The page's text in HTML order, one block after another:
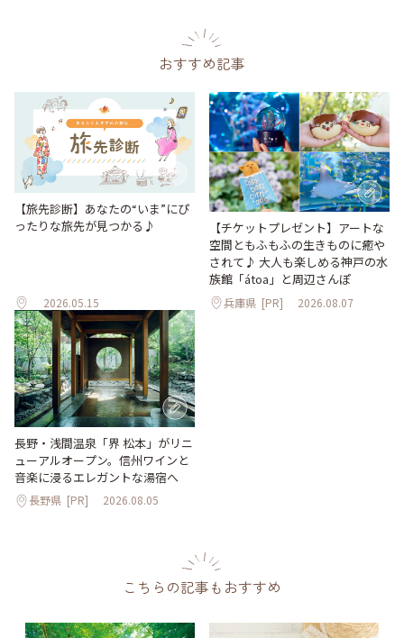
おすすめ記事
【旅先診断】あなたの“いま”にぴ
ったりな旅先が見つかる♪
2026.05.15
【チケットプレゼント】アートな
空間ともふもふの生きものに癒や
されて♪ 大人も楽しめる神戸の水
族館「átoa」と周辺さんぽ
兵庫県 [PR] 2026.08.07
長野・浅間温泉「界 松本」がリニ
ューアルオープン。信州ワインと
音楽に浸るエレガントな湯宿へ
長野県 [PR] 2026.08.05
こちらの記事もおすすめ